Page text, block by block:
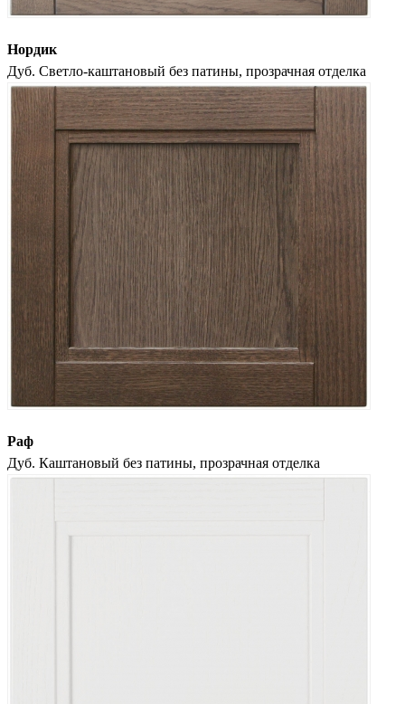
Нордик
Дуб. Светло-каштановый без патины, прозрачная отделка
Раф
Дуб. Каштановый без патины, прозрачная отделка